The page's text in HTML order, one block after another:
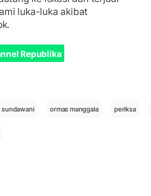
luka-luka akibat
Republika
sundawani ormas manggala periksa